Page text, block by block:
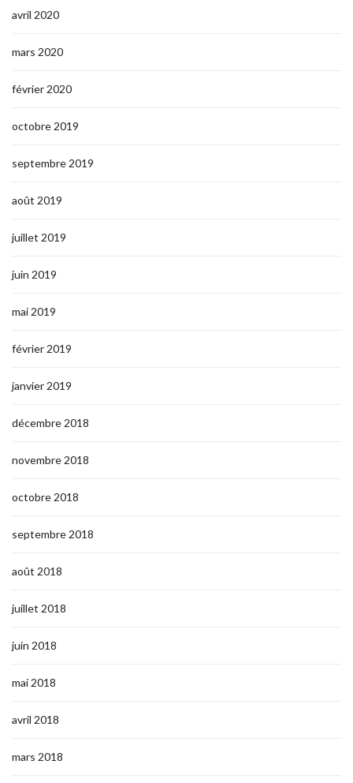
avril 2020
mars 2020
février 2020
octobre 2019
septembre 2019
août 2019
juillet 2019
juin 2019
mai 2019
février 2019
janvier 2019
décembre 2018
novembre 2018
octobre 2018
septembre 2018
août 2018
juillet 2018
juin 2018
mai 2018
avril 2018
mars 2018